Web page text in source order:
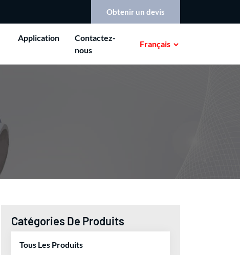
Obtenir un devis
Application
Contactez-
nous
Français
Catégories De Produits
Tous Les Produits